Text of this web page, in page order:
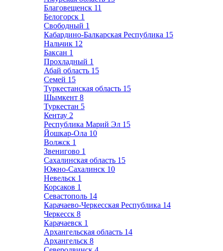
Благовещенск 11
Белогорск 1
Свободный 1
Кабардино-Балкарская Республика 15
Нальчик 12
Баксан 1
Прохладный 1
Абай область 15
Семей 15
Туркестанская область 15
Шымкент 8
Туркестан 5
Кентау 2
Республика Марий Эл 15
Йошкар-Ола 10
Волжск 1
Звенигово 1
Сахалинская область 15
Южно-Сахалинск 10
Невельск 1
Корсаков 1
Севастополь 14
Карачаево-Черкесская Республика 14
Черкесск 8
Карачаевск 1
Архангельская область 14
Архангельск 8